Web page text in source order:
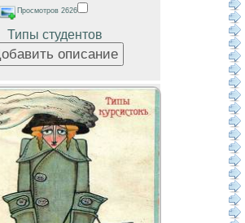
Просмотров 2626
Типы студентов